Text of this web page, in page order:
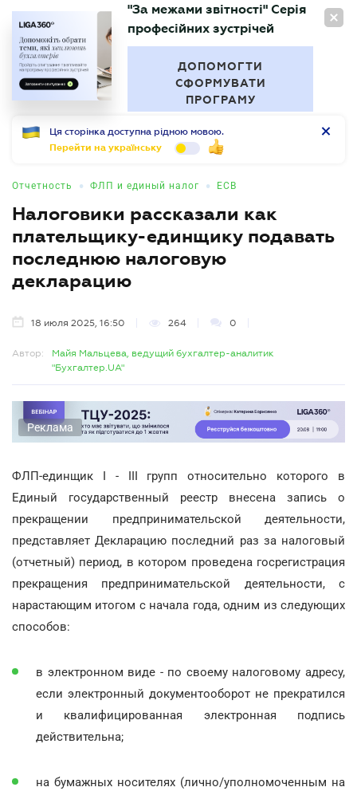
RU
БУХГАЛТЕР
"За межами звітності" Серія
професійних зустрічей
ДОПОМОГТИ
СФОРМУВАТИ
ПРОГРАМУ
Ця сторінка доступна рідною мовою.
Перейти на українську
Отчетность • ФЛП и единый налог • ЕСВ
Налоговики рассказали как
плательщику-единщику подавать
последнюю налоговую
декларацию
18 июля 2025, 16:50 264 0
Автор:
Майя Мальцева, ведущий бухгалтер-аналитик
"Бухгалтер.UA"
Реклама
ФЛП-единщик I - III групп относительно которого в
Единый государственный реестр внесена запись о
прекращении предпринимательской деятельности,
представляет Декларацию последний раз за налоговый
(отчетный) период, в котором проведена госрегистрация
прекращения предпринимательской деятельности, с
нарастающим итогом с начала года, одним из следующих
способов:
в электронном виде - по своему налоговому адресу,
если электронный документооборот не прекратился
и квалифицированная электронная подпись
действительна;
на бумажных носителях (лично/уполномоченным на